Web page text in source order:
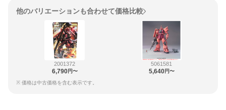
他のバリエーションも合わせて価格比較
2001372
6,790円〜
5061581
5,640円〜
※ 価格は中古価格を含む表示です。